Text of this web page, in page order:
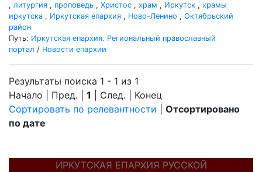
, литургия , проповедь , Христос , храм , Иркутск , храмы
иркутска , Иркутская епархия , Ново-Ленино , Октябрьский
район
Путь: Иркутская епархия. Региональный православный
портал / Новости епархии
Результаты поиска 1 - 1 из 1
Начало | Пред. | 1 | След. | Конец
Сортировать по релевантности
Отсортировано
по дате
ИРКУТСКАЯ ЕПАРХИЯ РУССКОЙ